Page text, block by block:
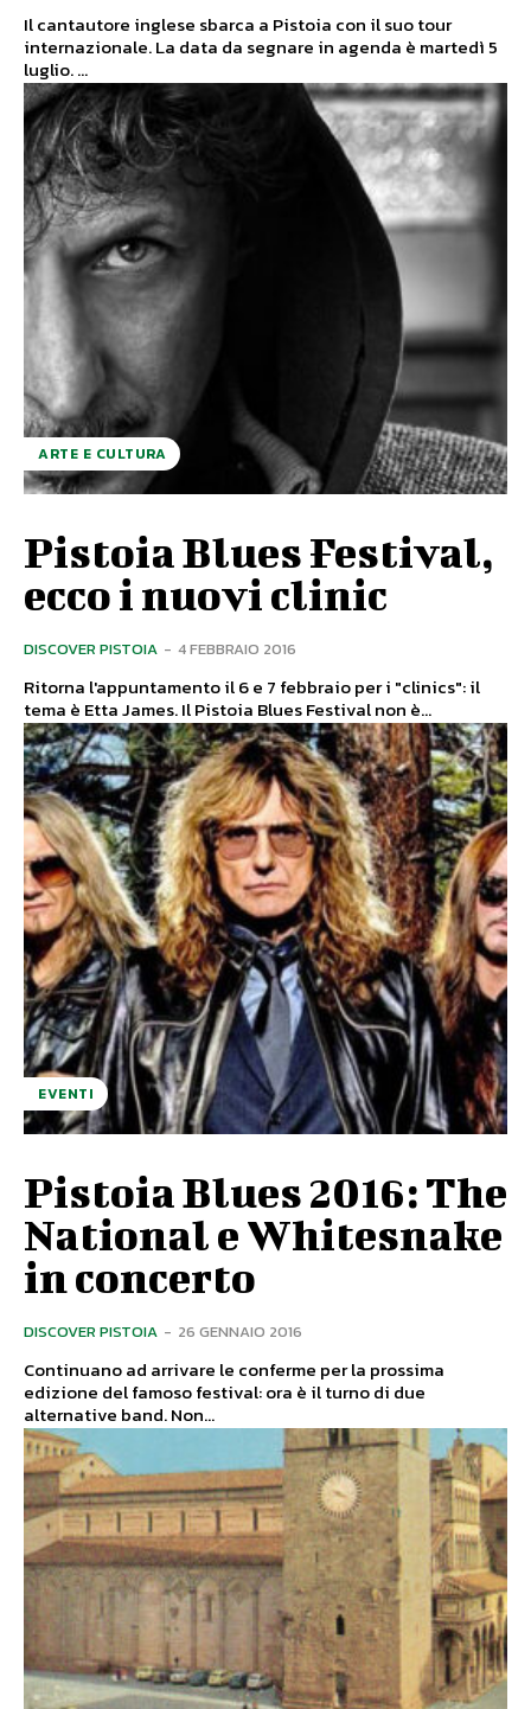
Il cantautore inglese sbarca a Pistoia con il suo tour
internazionale. La data da segnare in agenda è martedì 5
luglio. ...
ARTE E CULTURA
Pistoia Blues Festival,
ecco i nuovi clinic
DISCOVER PISTOIA - 4 FEBBRAIO 2016
Ritorna l'appuntamento il 6 e 7 febbraio per i "clinics": il
tema è Etta James. Il Pistoia Blues Festival non è...
EVENTI
Pistoia Blues 2016: The
National e Whitesnake
in concerto
DISCOVER PISTOIA - 26 GENNAIO 2016
Continuano ad arrivare le conferme per la prossima
edizione del famoso festival: ora è il turno di due
alternative band. Non...